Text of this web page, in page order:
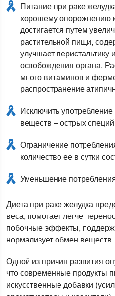
Питание при раке
хорошему опорожнению
достигается путем
растительной пищи,
улучшает перистальтику
освобождения органа.
много витаминов и
распространение
Исключить
веществ – острых
Ограничение
количество ее в сутки
Уменьшение
Диета при раке желудка
веса, помогает легче
побочные эффекты,
нормализует обмен веществ.
Одной из причин развития
что современные продукты
искусственные добавки